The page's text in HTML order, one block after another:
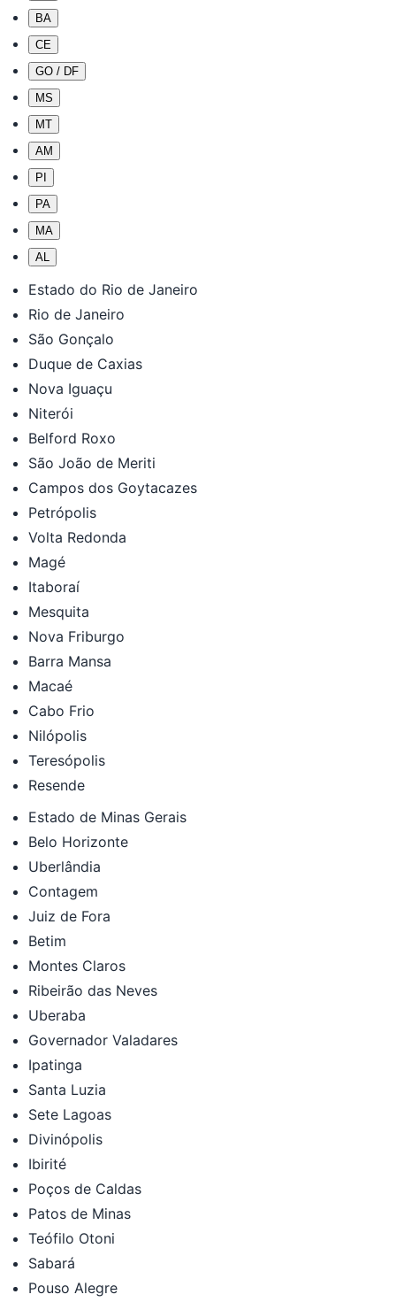
BA
CE
GO / DF
MS
MT
AM
PI
PA
MA
AL
Estado do Rio de Janeiro
Rio de Janeiro
São Gonçalo
Duque de Caxias
Nova Iguaçu
Niterói
Belford Roxo
São João de Meriti
Campos dos Goytacazes
Petrópolis
Volta Redonda
Magé
Itaboraí
Mesquita
Nova Friburgo
Barra Mansa
Macaé
Cabo Frio
Nilópolis
Teresópolis
Resende
Estado de Minas Gerais
Belo Horizonte
Uberlândia
Contagem
Juiz de Fora
Betim
Montes Claros
Ribeirão das Neves
Uberaba
Governador Valadares
Ipatinga
Santa Luzia
Sete Lagoas
Divinópolis
Ibirité
Poços de Caldas
Patos de Minas
Teófilo Otoni
Sabará
Pouso Alegre